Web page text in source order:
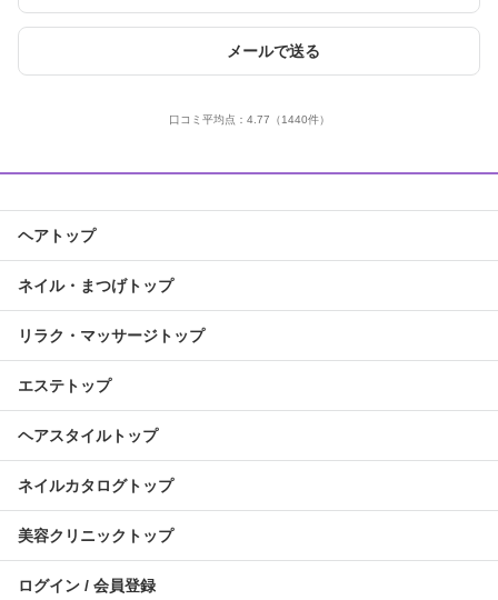
メールで送る
口コミ平均点： 4.77 （1440件）
ヘアトップ
ネイル・まつげトップ
リラク・マッサージトップ
エステトップ
ヘアスタイルトップ
ネイルカタログトップ
美容クリニックトップ
ログイン / 会員登録